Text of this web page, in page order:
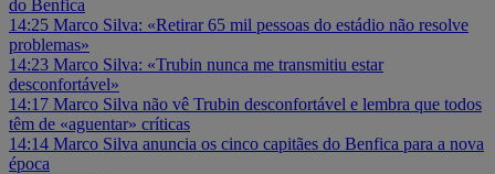
do Benfica
14:25 Marco Silva: «Retirar 65 mil pessoas do estádio não resolve
problemas»
14:23 Marco Silva: «Trubin nunca me transmitiu estar
desconfortável»
14:17 Marco Silva não vê Trubin desconfortável e lembra que todos
têm de «aguentar» críticas
14:14 Marco Silva anuncia os cinco capitães do Benfica para a nova
época